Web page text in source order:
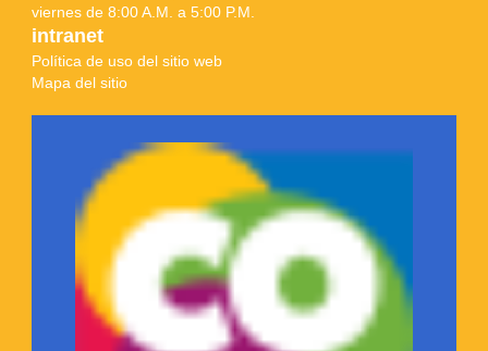
viernes de 8:00 A.M. a 5:00 P.M.
intranet
Política de uso del sitio web
Mapa del sitio